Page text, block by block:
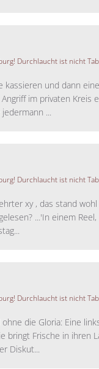
Durchlaucht ist nicht
kassieren und dann
im privaten Kreis
...
Durchlaucht ist nicht
xy , das stand
...'In einem
Durchlaucht ist nicht
die Gloria: Eine
bringt Frische in ihren
Diskut...